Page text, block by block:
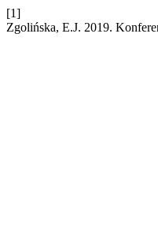
[1]
Zgolińska, E.J. 2019.